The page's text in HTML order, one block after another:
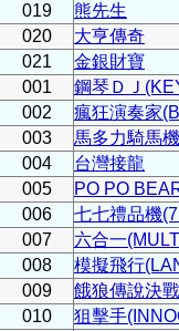
019
熊先生
020
大亨傳奇
021
金銀財寶
001 鋼琴ＤＪ
002
瘋狂演奏家
003
馬多力騎馬
004
台灣接龍
005
PO PO
006
七七禮品機
007
六合一
008
模擬飛行
009
餓狼傳說決
010
狙擊手